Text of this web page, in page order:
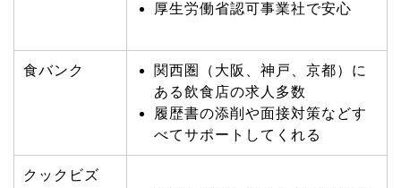
厚生労働省認可事業社で安心
食バンク
関西圏（大阪、神戸、京都）に
ある飲食店の求人多数
履歴書の添削や面接対策などす
べてサポートしてくれる
クックビズ